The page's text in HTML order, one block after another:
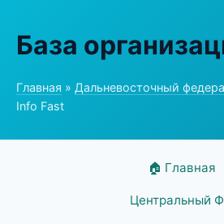
База
Главная » Дальневосточный
Info Fast
🏠 Главная
Центральный